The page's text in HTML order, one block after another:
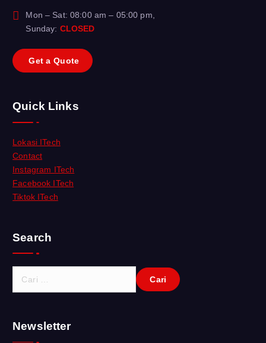
Mon – Sat: 08:00 am – 05:00 pm,
Sunday: CLOSED
Get a Quote
Quick Links
Lokasi ITech
Contact
Instagram ITech
Facebook ITech
Tiktok ITech
Search
u
n
Newsletter